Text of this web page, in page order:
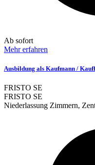
Ab sofort
Mehr erfahren
Ausbildung als Kaufmann /
FRISTO SE
FRISTO SE
Niederlassung Zimmern,